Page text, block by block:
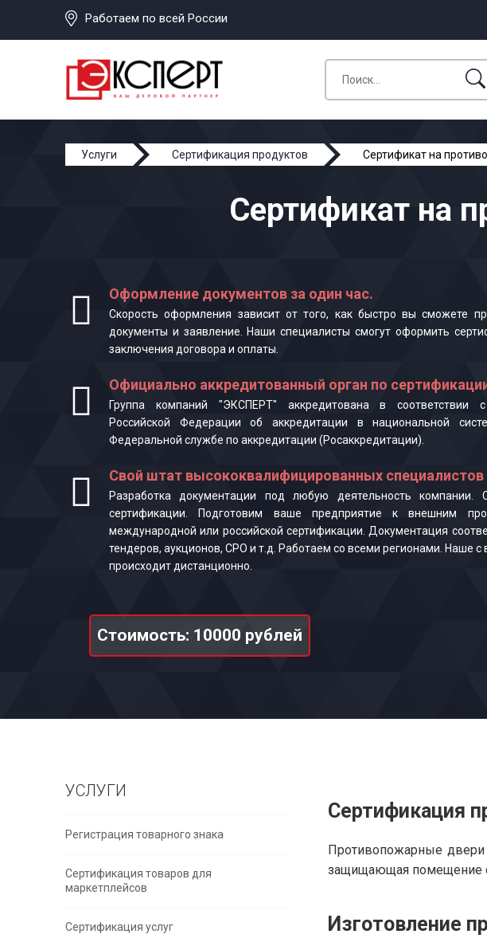
Работаем по всей России
Услуги Сертификация продуктов Сертификат на
Сертификат на
Оформление документов за один час.
Скорость оформления зависит от того, как быстро вы сможете
документы и заявление. Наши специалисты смогут оформить
заключения договора и оплаты.
Официально аккредитованный орган по
Группа компаний "ЭКСПЕРТ" аккредитована в соответствии с
Российской Федерации об аккредитации в национальной
Федеральной службе по аккредитации (Росаккредитации).
Свой штат высококвалифицированных специалистов
Разработка документации под любую деятельность компании.
сертификации. Подготовим ваше предприятие к внешним
международной или российской сертификации. Документация
тендеров, аукционов, СРО и т.д. Работаем со всеми регионами. Наше
происходит дистанционно.
Стоимость: 10000 рублей
УСЛУГИ
Регистрация товарного знака
Сертификация товаров для
маркетплейсов
Сертификация услуг
Сертификация
Противопожарные двери
защищающая помещение
Изготовление